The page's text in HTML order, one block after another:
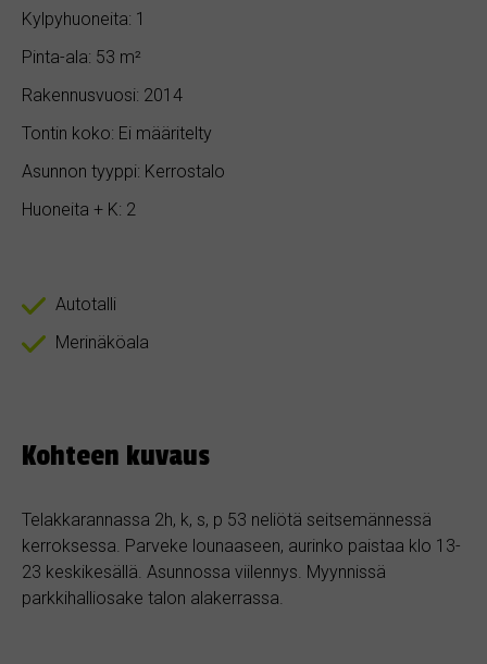
Kylpyhuoneita: 1
Pinta-ala: 53 m²
Rakennusvuosi: 2014
Tontin koko: Ei määritelty
Asunnon tyyppi: Kerrostalo
Huoneita + K: 2
Autotalli
Merinäköala
Kohteen kuvaus
Telakkarannassa 2h, k, s, p 53 neliötä seitsemännessä
kerroksessa. Parveke lounaaseen, aurinko paistaa klo 13-
23 keskikesällä. Asunnossa viilennys. Myynnissä
parkkihalliosake talon alakerrassa.